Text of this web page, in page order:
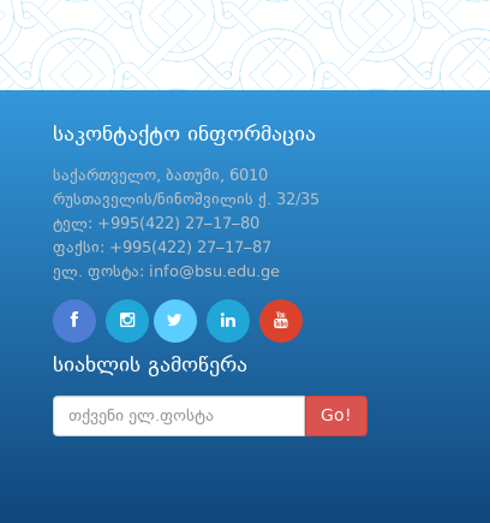
საკონტაქტო ინფორმაცია
საქართველო, ბათუმი, 6010
რუსთაველის/ნინოშვილის ქ. 32/35
ტელ: +995(422) 27–17–80
ფაქსი: +995(422) 27–17–87
ელ. ფოსტა: info@bsu.edu.ge
სიახლის გამოწერა
Go!